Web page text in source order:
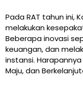
Pada RAT tahun ini,
melakukan
Beberapa inovasi
keuangan, dan
instansi.
Maju, dan